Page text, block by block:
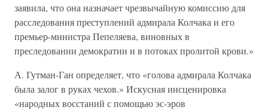
заявила, что она назначает чрезвычайную комиссию для
расследования преступлений адмирала Колчака и его
премьер-министра Пепеляева, виновных в
преследовании демократии и в потоках пролитой крови.»
А. Гутман-Ган определяет, что «голова адмирала Колчака
была залог в руках чехов.» Искусная инсценировка
«народных восстаний с помощью эс-эров